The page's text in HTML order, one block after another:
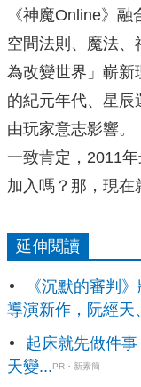
《神魔Online》
空間法則、魔法
為改變世界」嶄新
的紀元年代、星
由玩家意志影響。
一致肯定，2011
加入嗎？那，現在
延伸閱讀
《沉默的審判
導演新作，阮經天
起床就先做件
天變...PR・新素簡